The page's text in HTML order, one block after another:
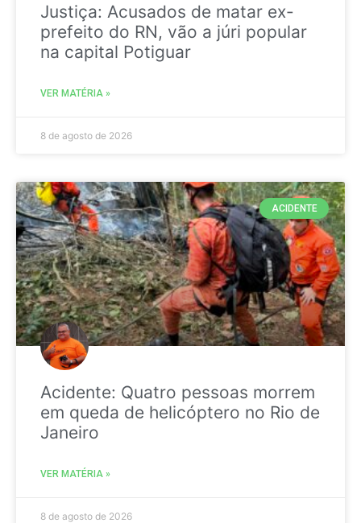
Justiça: Acusados de matar ex-
prefeito do RN, vão a júri popular
na capital Potiguar
VER MATÉRIA »
8 de agosto de 2026
ACIDENTE
Acidente: Quatro pessoas morrem
em queda de helicóptero no Rio de
Janeiro
VER MATÉRIA »
8 de agosto de 2026